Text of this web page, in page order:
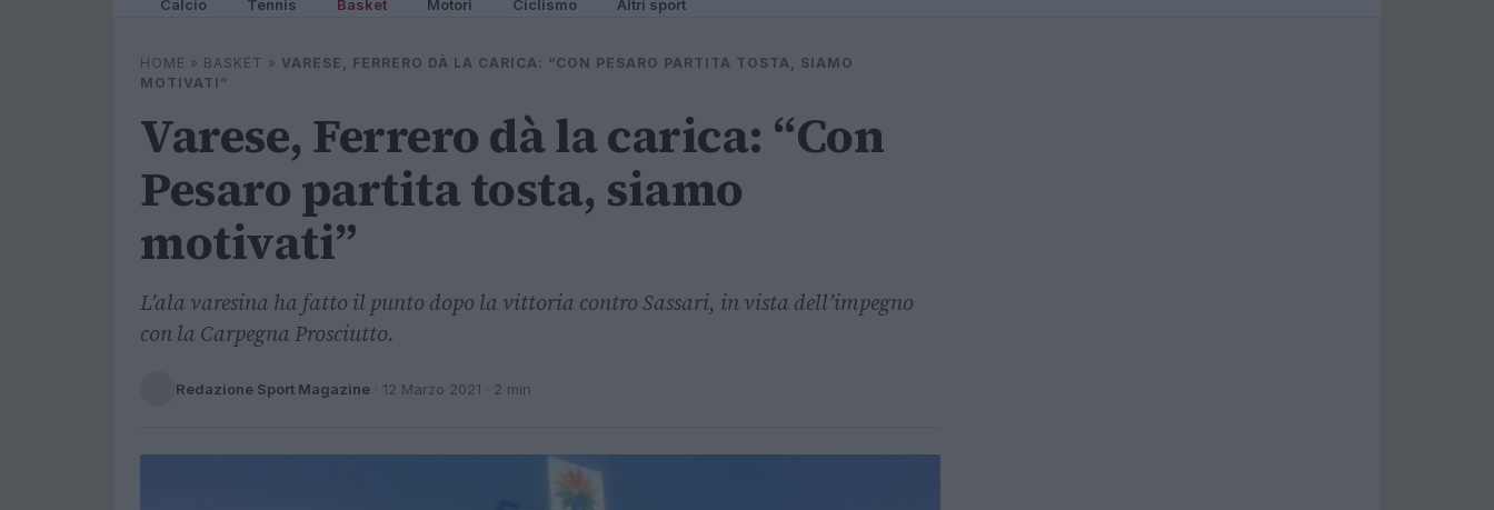
Calcio Tennis Basket Motori Ciclismo Altri sport
HOME » BASKET » VARESE, FERRERO DÀ LA CARICA: “CON PESARO PARTITA TOSTA, SIAMO
MOTIVATI”
Varese, Ferrero dà la carica: “Con
Pesaro partita tosta, siamo
motivati”
L’ala varesina ha fatto il punto dopo la vittoria contro Sassari, in vista dell’impegno
con la Carpegna Prosciutto.
Redazione Sport Magazine · 12 Marzo 2021 · 2 min